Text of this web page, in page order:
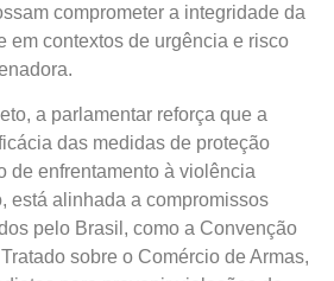
comprometer a integridade da
em contextos de urgência e risco
a parlamentar reforça que a
das medidas de proteção
de enfrentamento à violência
está alinhada a compromissos
pelo Brasil, como a Convenção
sobre o Comércio de Armas,